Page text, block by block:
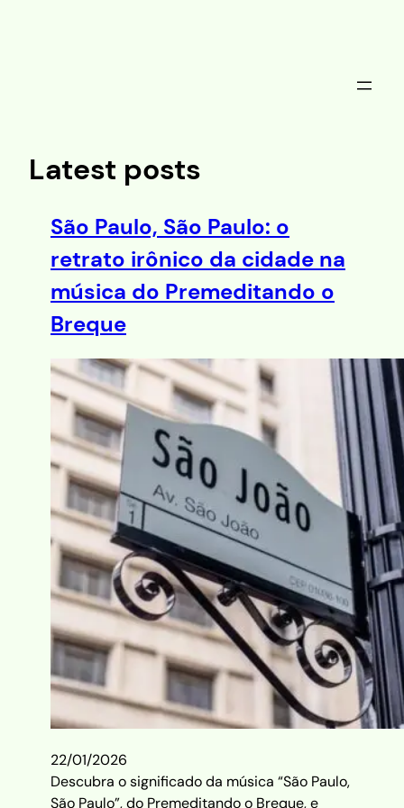
Latest posts
São Paulo, São Paulo: o
retrato irônico da cidade na
música do Premeditando o
Breque
22/01/2026
Descubra o significado da música “São Paulo,
São Paulo”, do Premeditando o Breque, e